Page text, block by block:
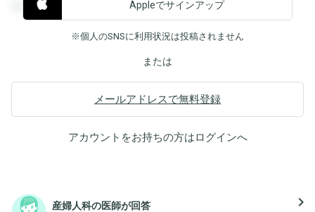
覧することができます。
Appleでサインアップ
※個人のSNSに利用状況は投稿されません
または
メールアドレスで無料登録
アカウントをお持ちの方はログインへ
産婦人科の医師が回答 navigate_next